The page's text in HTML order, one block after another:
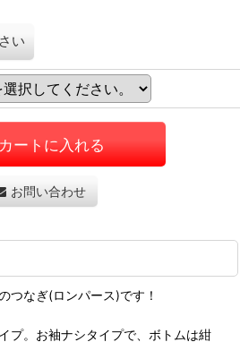
い
ートに入れる
お問い合わせ
つなぎ(ロンパース)です！
プ。お袖ナシタイプで、ボトムは紺